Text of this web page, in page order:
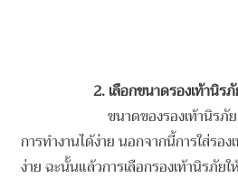
2. เลือกขนาดรองเท้านิร
ขนาดของรองเท้านิร
การทำงานได้ง่าย นอกจากนี้การใส่ร
ง่าย ฉะนั้นแล้วการเลือกรองเท้านิรภัย